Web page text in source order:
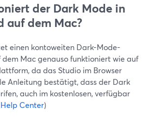
der Dark Mode in
auf dem Mac?
einen kontoweiten Dark-Mode-
dem Mac genauso funktioniert wie auf
da das Studio im Browser
Anleitung bestätigt, dass der Dark
auch im kostenlosen, verfügbar
Center)